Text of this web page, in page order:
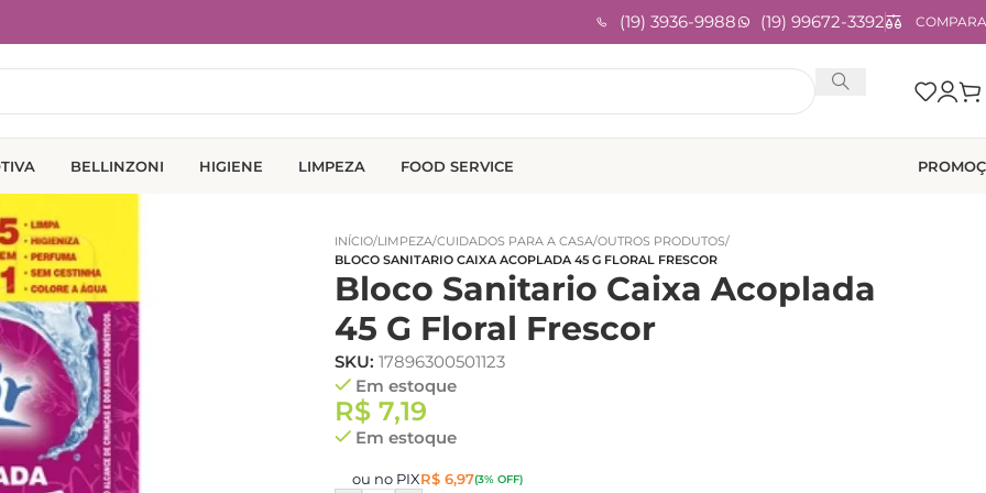
(19) 3936-9988 (19) 99672-3392
BELLINZONI HIGIENE LIMPEZA FOOD SERVICE
INÍCIO/LIMPEZA/CUIDADOS PARA A CASA/OUTROS PRODUTOS/
BLOCO SANITARIO CAIXA ACOPLADA 45 G FLORAL FRESCOR
Bloco Sanitario Caixa Acoplada
45 G Floral Frescor
SKU: 17896300501123
Em estoque
R$7,19
Em estoque
ou no PIXR$6,97(3% OFF)